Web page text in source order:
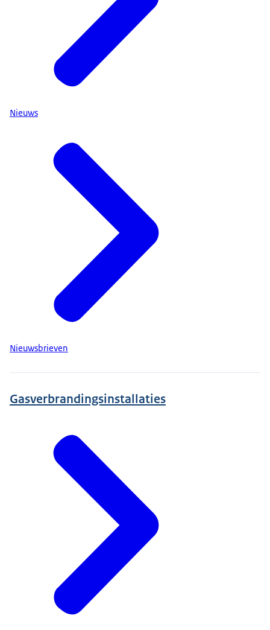
Nieuws
Nieuwsbrieven
Gasverbrandingsinstallaties